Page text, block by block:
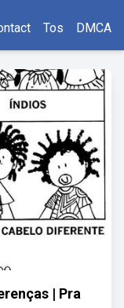
Tos DMCA
| Pra